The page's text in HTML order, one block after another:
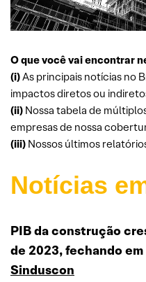
O que você vai encontrar
(i)As principais notícias no
impactos diretos ou
(ii) Nossa tabela de
empresas de nossa
(iii) Nossos últimos
Notícias
PIB da construção
de 2023, fechando em
Sinduscon